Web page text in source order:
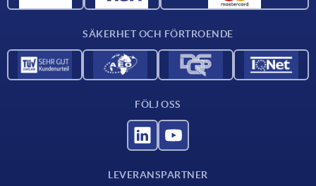
SÄKERHET OCH FÖRTROENDE
FÖLJ OSS
LEVERANSPARTNER